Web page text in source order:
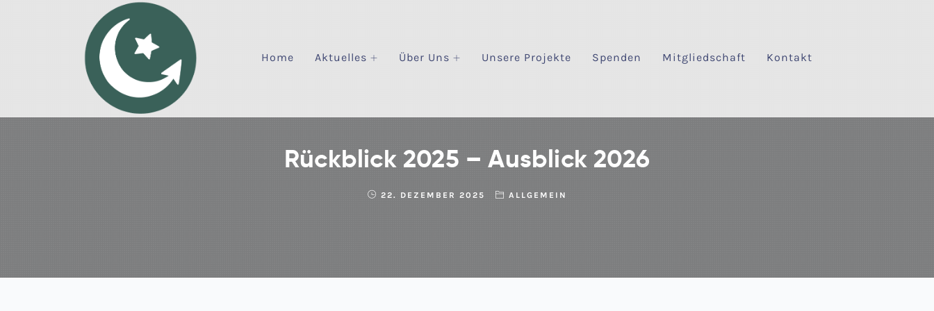
Home Aktuelles Über Uns Unsere Projekte Spenden Mitgliedschaft Kontakt
Rückblick 2025 – Ausblick 2026
22. DEZEMBER 2025 ALLGEMEIN